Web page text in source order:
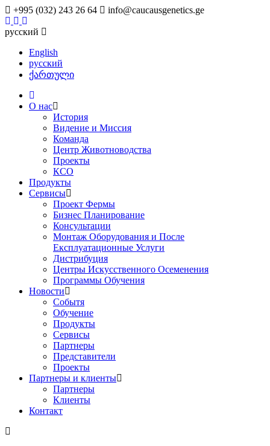
+995 (032) 243 26 64 info@caucausgenetics.ge
русский
English
русский
ქართული
О нас
История
Видение и Миссия
Команда
Центр Животноводства
Проекты
КCО
Продукты
Сервисы
Проект Фермы
Бизнес Планирование
Консультации
Монтаж Оборудования и После
Експлуатационные Услуги
Дистрибуция
Центры Искусственного Осеменения
Программы Обучения
Новости
Событя
Обучение
Продукты
Сервисы
Партнеры
Представители
Проекты
Партнеры и клиенты
Партнеры
Клиенты
Контакт